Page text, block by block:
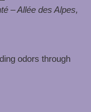
– Allée des Alpes,
odors through